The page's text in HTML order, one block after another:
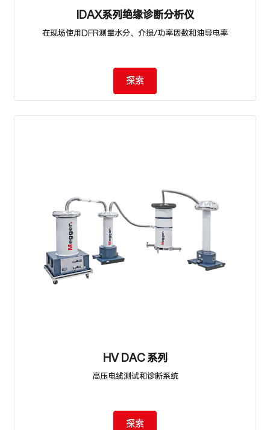
IDAX系列绝缘诊断分析仪
在现场使用DFR测量水分、介损/功率因数和油导电率
探索
HV DAC 系列
高压电缆测试和诊断系统
探索